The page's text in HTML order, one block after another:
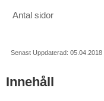
Antal sidor
Senast Uppdaterad:
Innehåll